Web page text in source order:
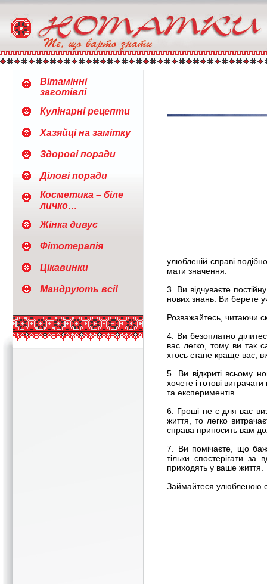
Вітамінні
заготівлі
Кулінарні рецепти
Хазяйці на замітку
Здорові поради
Ділові поради
Косметика – біле
личко…
Жінка дивує
Фітотерапія
Цікавинки
Мандрують всі!
улюбленій справі
мати значення.
3. Ви відчуваєте
нових знань. Ви берете
Розважайтесь, читаючи
4. Ви безоплатно
вас легко, тому ви так
хтось стане краще вас,
5. Ви відкриті всьому
хочете і готові
та експериментів.
6. Гроші не є для вас
життя, то легко
справа приносить вам
7. Ви помічаєте, що
тільки спостерігати за
приходять у ваше життя.
Займайтеся улюбленою